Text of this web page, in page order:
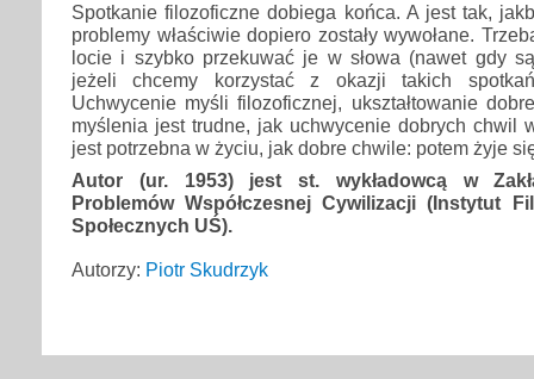
Spotkanie filozoficzne dobiega końca. A jest tak,
problemy właściwie dopiero zostały wywołane.
locie i szybko przekuwać je w słowa (nawet gdy
jeżeli chcemy korzystać z okazji takich
Uchwycenie myśli filozoficznej, ukształtowanie
myślenia jest trudne, jak uchwycenie dobrych chwil
jest potrzebna w życiu, jak dobre chwile: potem żyje
Autor (ur. 1953) jest st. wykładowcą w
Problemów Współczesnej Cywilizacji (Instytut
Społecznych UŚ).
Autorzy: Piotr Skudrzyk